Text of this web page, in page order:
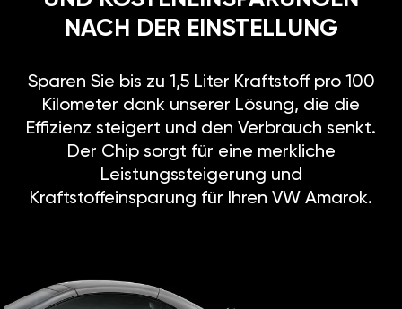
NACH DER EINSTELLUNG
Sparen Sie bis zu 1,5 Liter Kraftstoff pro 100
Kilometer dank unserer Lösung, die die
Effizienz steigert und den Verbrauch senkt.
Der Chip sorgt für eine merkliche
Leistungssteigerung und
Kraftstoffeinsparung für Ihren VW Amarok.